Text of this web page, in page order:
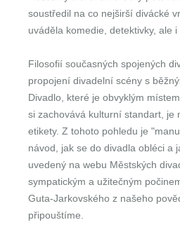
soustředil na co nejširší divácké
uváděla komedie, detektivky, ale i
Filosofií současných spojených
propojení divadelní scény s
Divadlo, které je obvyklým
si zachovává kulturní standart, je
etikety. Z tohoto pohledu je
návod, jak se do divadla obléci a
uvedený na webu Městských
sympatickým a užitečným
Guta-Jarkovského z našeho
připouštíme.